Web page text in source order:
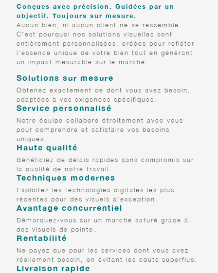
Conçues avec précision. Guidées par un
objectif. Toujours sur mesure.
Aucun bien, ni aucun client ne se ressemble.
C’est pourquoi nos solutions visuelles sont
entièrement personnalisées, créées pour refléter
l’essence unique de votre bien tout en générant
un impact mesurable sur le marché.
Solutions sur mesure
Obtenez exactement ce dont vous avez besoin,
adaptées à vos exigences spécifiques.
Service personnalisé
Notre équipe collabore étroitement avec vous
pour comprendre et satisfaire vos besoins
uniques.
Haute qualité
Bénéficiez de délais rapides sans compromis sur
la qualité de notre travail.
Techniques modernes
Exploitez les technologies digitales les plus
récentes pour des visuels d’exception.
Avantage concurrentiel
Démarquez-vous sur un marché saturé grâce à
des visuels de pointe.
Rentabilité
Ne payez que pour les services dont vous avez
réellement besoin, en évitant les coûts superflus.
Livraison rapide